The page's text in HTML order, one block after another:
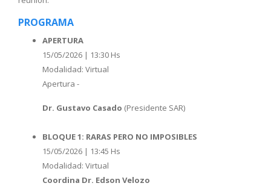
PROGRAMA
APERTURA
15/05/2026 | 13:30 Hs
Modalidad: Virtual
Apertura -
Dr. Gustavo Casado (Presidente SAR)
BLOQUE 1: RARAS PERO NO IMPOSIBLES
15/05/2026 | 13:45 Hs
Modalidad: Virtual
Coordina Dr. Edson Velozo